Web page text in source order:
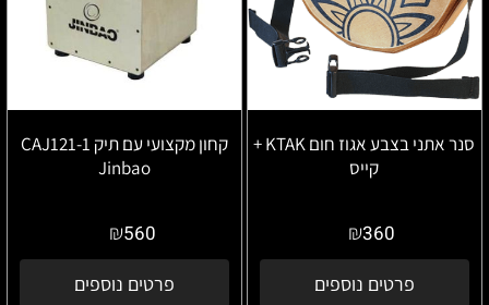
סנר אתני בצבע אגוז חום KTAK +
קייס
₪360
פרטים נוספים
קחון מקצועי עם תיק CAJ121-1
Jinbao
₪560
פרטים נוספים